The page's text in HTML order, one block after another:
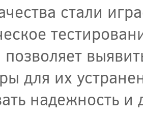
стали
позволяет
для их
надежность и